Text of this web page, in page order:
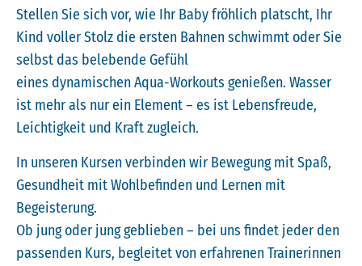
Stellen Sie sich vor, wie Ihr Baby fröhlich platscht, Ihr
Kind voller Stolz die ersten Bahnen schwimmt oder Sie
selbst das belebende Gefühl
eines dynamischen Aqua-Workouts genießen. Wasser
ist mehr als nur ein Element – es ist Lebensfreude,
Leichtigkeit und Kraft zugleich.
In unseren Kursen verbinden wir Bewegung mit Spaß,
Gesundheit mit Wohlbefinden und Lernen mit
Begeisterung.
Ob jung oder jung geblieben – bei uns findet jeder den
passenden Kurs, begleitet von erfahrenen Trainerinnen